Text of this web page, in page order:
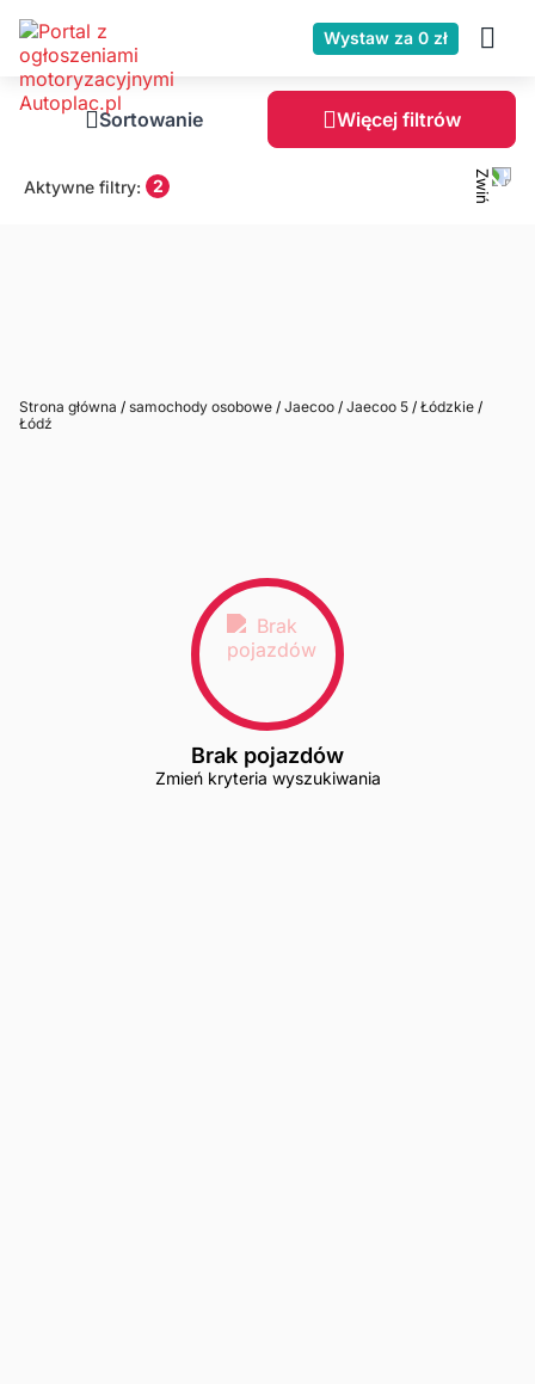
Wystaw za 0 zł
Sortowanie Więcej filtrów
Aktywne filtry: 2
Strona główna / samochody osobowe / Jaecoo / Jaecoo 5 / Łódzkie /
Łódź
Brak pojazdów
Zmień kryteria wyszukiwania